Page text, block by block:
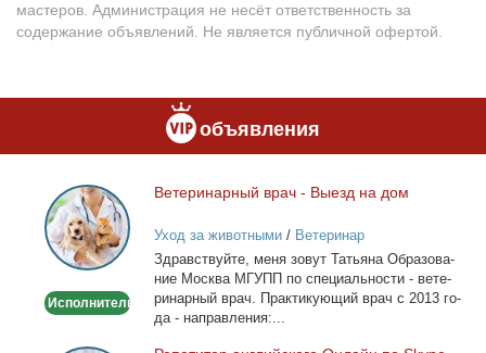
мастеров. Администрация не несёт ответственность за
содержание объявлений. Не является публичной офертой.
объявления
Ветеринарный
врач
-
Выезд
дом
Исполнитель
Ве­те­ри­нар­ный врач - Вы­езд на дом
Уход за животными/ Ветеринар
Здрав­ствуй­те, ме­ня зо­вут Та­тья­на Об­ра­зо­ва­
ние Москва МГУПП по спе­ци­аль­но­сти - ве­те­
ри­нар­ный врач. Прак­ти­ку­ю­щий врач с 2013 го­
да - на­прав­ле­ния:...